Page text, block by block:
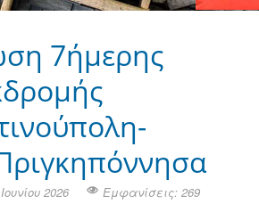
7ήμερης
2026 Εμφανίσεις: 269